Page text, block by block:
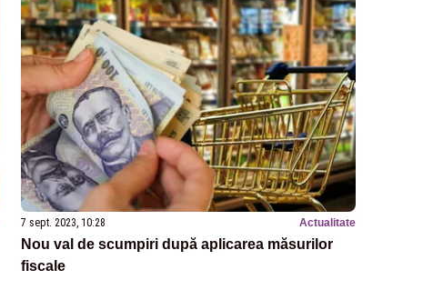
7 sept. 2023, 10:28 Actualitate
Nou val de scumpiri după aplicarea măsurilor
fiscale